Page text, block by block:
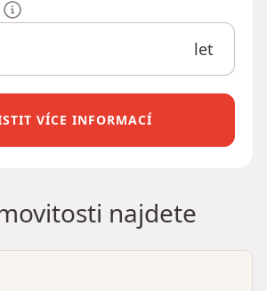
let
VÍCE INFORMACÍ
najdete